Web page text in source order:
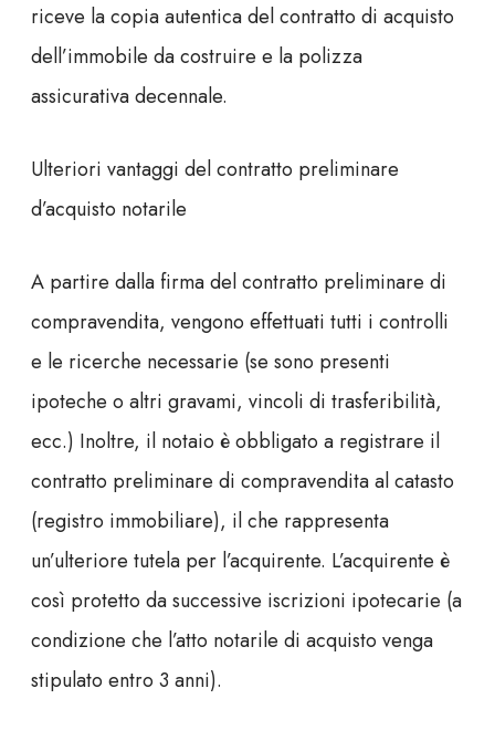
riceve la copia autentica del contratto di acquisto
dell’immobile da costruire e la polizza
assicurativa decennale.
Ulteriori vantaggi del contratto preliminare
d’acquisto notarile
A partire dalla firma del contratto preliminare di
compravendita, vengono effettuati tutti i controlli
e le ricerche necessarie (se sono presenti
ipoteche o altri gravami, vincoli di trasferibilità,
ecc.) Inoltre, il notaio è obbligato a registrare il
contratto preliminare di compravendita alcatasto
(registro immobiliare), il che rappresenta
un’ulteriore tutela per l’acquirente. L’acquirente è
così protetto da successive iscrizioni ipotecarie (a
condizione che l’atto notarile di acquisto venga
stipulato entro 3 anni).